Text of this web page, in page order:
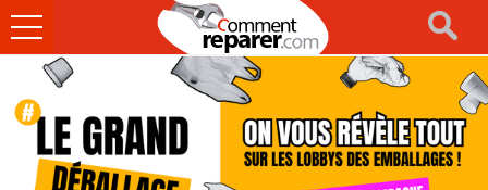
Ouvrir
le
menu